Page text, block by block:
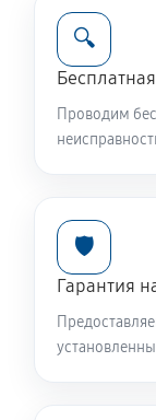
🔍
Проводим
🛡️
Гарантия